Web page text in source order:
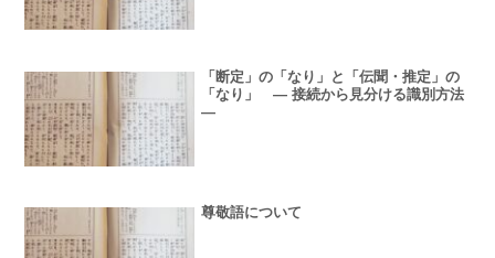
「断定」の「なり」と「伝聞・推定」の
「なり」 ― 接続から見分ける識別方法
―
尊敬語について